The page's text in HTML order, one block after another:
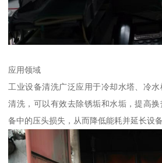
应用领域
工业设备清洗广泛应用于冷却水塔、冷
清洗，可以有效去除锈垢和水垢，提高
备中的压头损失，从而降低能耗并延长设